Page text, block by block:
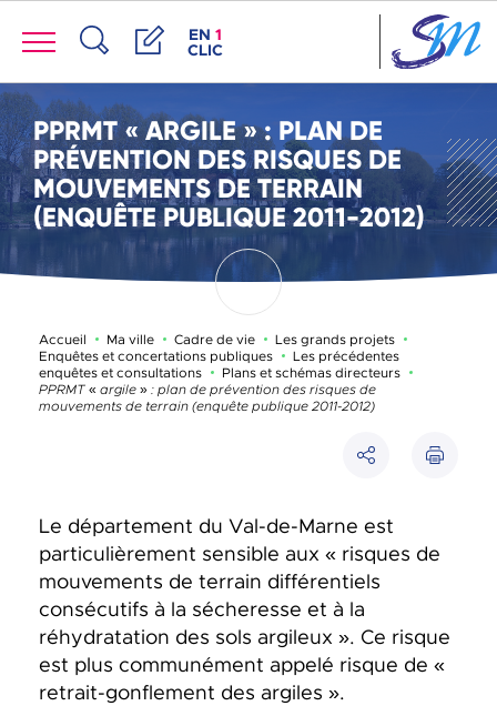
Menu ACCÈS DE LA FENÊTRE DES
EN 1
CLIC
PPRMT « ARGILE » : PLAN DE
PRÉVENTION DES RISQUES DE
MOUVEMENTS DE TERRAIN
(ENQUÊTE PUBLIQUE 2011-2012)
Accueil Ma ville Cadre de vie
Les grands projets
Enquêtes et concertations publiques
Les précédentes
enquêtes et consultations
Plans et schémas directeurs
PPRMT « argile » : plan de prévention des risques de
mouvements de terrain (enquête publique 2011-2012)
Partager
Imprimer
Le département du Val-de-Marne est
particulièrement sensible aux « risques de
mouvements de terrain différentiels
consécutifs à la sécheresse et à la
réhydratation des sols argileux ». Ce risque
est plus communément appelé risque de «
retrait-gonflement des argiles ».
Panneau de gestion des cookies